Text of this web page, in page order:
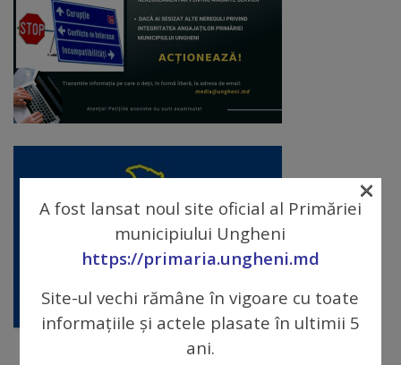
de
Excelență
Ungheniul
turistic
turistice
Sculpturi
(harta
sculpturilor)
A fost lansat noul site oficial al Primăriei
municipiului Ungheni
https://primaria.ungheni.md
Site-ul vechi rămâne în vigoare cu toate
informațiile și actele plasate în ultimii 5
ani.
×